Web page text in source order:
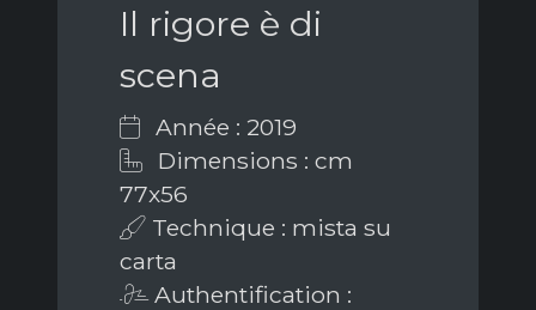
Il rigore è di
scena
Année : 2019
Dimensions : cm
77x56
Technique : mista su
carta
Authentification :